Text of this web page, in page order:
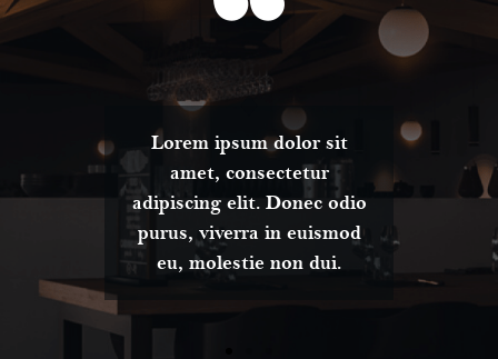
Lorem ipsum dolor sit
amet, consectetur
adipiscing elit. Donec odio
purus, viverra in euismod
eu, molestie non dui.